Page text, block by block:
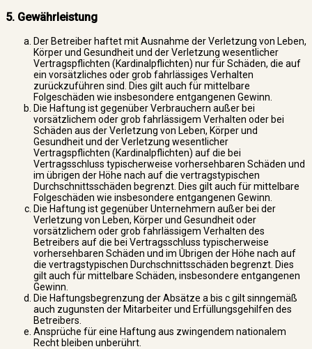
5. Gewährleistung
Der Betreiber haftet mit Ausnahme der Verletzung von Leben,
Körper und Gesundheit und der Verletzung wesentlicher
Vertragspflichten (Kardinalpflichten) nur für Schäden, die auf
ein vorsätzliches oder grob fahrlässiges Verhalten
zurückzuführen sind. Dies gilt auch für mittelbare
Folgeschäden wie insbesondere entgangenen Gewinn.
Die Haftung ist gegenüber Verbrauchern außer bei
vorsätzlichem oder grob fahrlässigem Verhalten oder bei
Schäden aus der Verletzung von Leben, Körper und
Gesundheit und der Verletzung wesentlicher
Vertragspflichten (Kardinalpflichten) auf die bei
Vertragsschluss typischerweise vorhersehbaren Schäden und
im übrigen der Höhe nach auf die vertragstypischen
Durchschnittsschäden begrenzt. Dies gilt auch für mittelbare
Folgeschäden wie insbesondere entgangenen Gewinn.
Die Haftung ist gegenüber Unternehmern außer bei der
Verletzung von Leben, Körper und Gesundheit oder
vorsätzlichem oder grob fahrlässigem Verhalten des
Betreibers auf die bei Vertragsschluss typischerweise
vorhersehbaren Schäden und im Übrigen der Höhe nach auf
die vertragstypischen Durchschnittsschäden begrenzt. Dies
gilt auch für mittelbare Schäden, insbesondere entgangenen
Gewinn.
Die Haftungsbegrenzung der Absätze a bis c gilt sinngemäß
auch zugunsten der Mitarbeiter und Erfüllungsgehilfen des
Betreibers.
Ansprüche für eine Haftung aus zwingendem nationalem
Recht bleiben unberührt.